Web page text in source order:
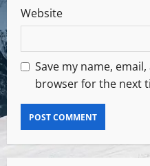
Website
Save my name,
browser for the next